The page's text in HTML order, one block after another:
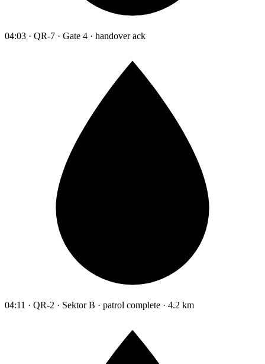
04:03 · QR-7 · Gate 4 · handover ack
04:11 · QR-2 · Sektor B · patrol complete · 4.2 km